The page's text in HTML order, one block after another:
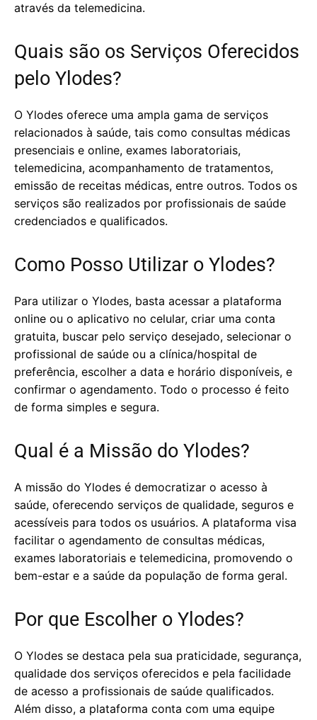
através da telemedicina.
Quais são os Serviços Oferecidos
pelo Ylodes?
O Ylodes oferece uma ampla gama de serviços
relacionados à saúde, tais como consultas médicas
presenciais e online, exames laboratoriais,
telemedicina, acompanhamento de tratamentos,
emissão de receitas médicas, entre outros. Todos os
serviços são realizados por profissionais de saúde
credenciados e qualificados.
Como Posso Utilizar o Ylodes?
Para utilizar o Ylodes, basta acessar a plataforma
online ou o aplicativo no celular, criar uma conta
gratuita, buscar pelo serviço desejado, selecionar o
profissional de saúde ou a clínica/hospital de
preferência, escolher a data e horário disponíveis, e
confirmar o agendamento. Todo o processo é feito
de forma simples e segura.
Qual é a Missão do Ylodes?
A missão do Ylodes é democratizar o acesso à
saúde, oferecendo serviços de qualidade, seguros e
acessíveis para todos os usuários. A plataforma visa
facilitar o agendamento de consultas médicas,
exames laboratoriais e telemedicina, promovendo o
bem-estar e a saúde da população de forma geral.
Por que Escolher o Ylodes?
O Ylodes se destaca pela sua praticidade, segurança,
qualidade dos serviços oferecidos e pela facilidade
de acesso a profissionais de saúde qualificados.
Além disso, a plataforma conta com uma equipe